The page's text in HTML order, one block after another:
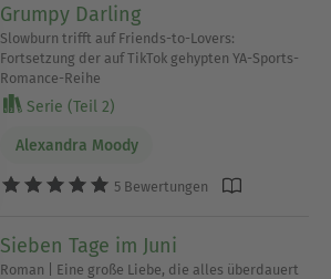
Grumpy Darling
Slowburn trifft auf Friends-to-Lovers:
Fortsetzung der auf TikTok gehypten YA-Sports-
Romance-Reihe
Serie (Teil 2)
Alexandra Moody
5 Bewertungen
Sieben Tage im Juni
Roman | Eine große Liebe, die alles überdauert